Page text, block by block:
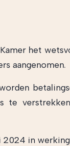
het
aangenomen.
te
2024 in